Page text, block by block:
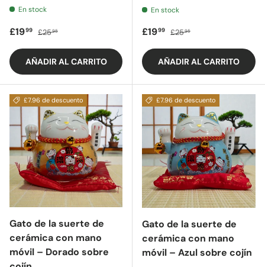
En stock
Precio de oferta
£1999 Precio regular
£2595
AÑADIR AL CARRITO
En stock
Precio de oferta
£1999 Precio regular
£2595
AÑADIR AL CARRITO
£7.96 de descuento
Gato de la suerte de
cerámica con mano
móvil – Dorado sobre
£7.96 de descuento
Gato de la suerte de
cerámica con mano
móvil – Azul sobre cojín